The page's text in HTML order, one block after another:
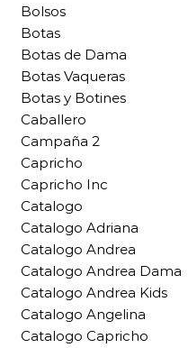
Bolsos
Botas
Botas de Dama
Botas Vaqueras
Botas y Botines
Caballero
Campaña 2
Capricho
Capricho Inc
Catalogo
Catalogo Adriana
Catalogo Andrea
Catalogo Andrea Dama
Catalogo Andrea Kids
Catalogo Angelina
Catalogo Capricho